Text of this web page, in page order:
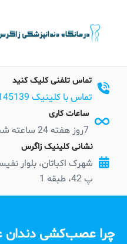
content
تماس تلفنی کلیک کنید
تماس با کلینیک 02145139
ساعات کاری
7روز هفته 24 ساعته شبانه روزی بدون تعطیلی
نشانی کلینیک زاگرس
پ 42، طبقه 1
چرا عصب‌کشی دندان